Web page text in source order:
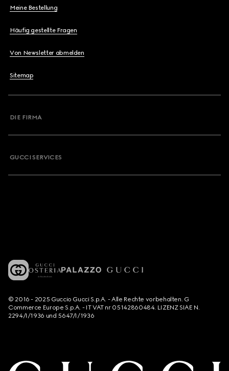
Meine Bestellung
Häufig gestellte Fragen
Von Newsletter abmelden
Sitemap
DIE FIRMA
GUCCI SERVICES
© 2016 - 2025 Guccio Gucci S.p.A. - Alle Rechte vorbehalten. G
Commerce Europe S.p.A. - IT VAT nr 05142860484. LIZENZ SIAE N.
2294/I/1936 und 5647/I/1936